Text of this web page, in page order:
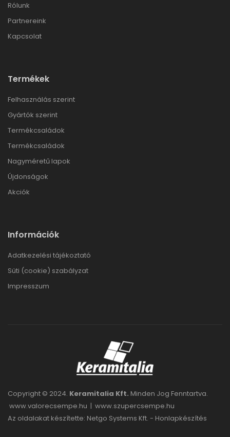
Rólunk
Partnereink
Kapcsolat
Termékek
Felhasználás szerint
Gyártók szerint
Termékcsaládok
Termékcsaládok
Nagyméretű lapok
Újdonságok
Akciók
Információk
Adatkezelési tájékoztató
Süti (cookie) szabályzat
Impresszum
Copyright © 2024. Keramitalia Kft. Minden Jog Fenntartva.
www.valorecsempe.hu | www.szupercsempe.hu
Az oldalakat készítette: Netgo Systems Kft. - Honlapkészítés